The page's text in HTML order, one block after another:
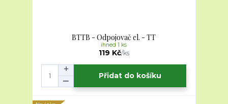
BTTB - Odpojovač el. - TT
119 Kč/ks
ihned 1 ks
Přidat do košíku